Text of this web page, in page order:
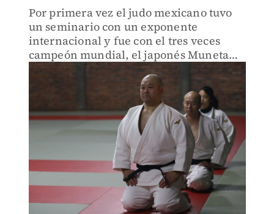
Por primera vez el judo mexicano tuvo
un seminario con un exponente
internacional y fue con el tres veces
campeón mundial, el japonés Muneta
Yasuyuki